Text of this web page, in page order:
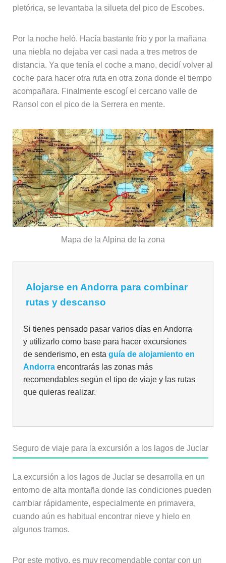
pletórica, se levantaba la silueta del pico de Escobes.
Por la noche heló. Hacía bastante frío y por la mañana
una niebla no dejaba ver casi nada a tres metros de
distancia. Ya que tenía el coche a mano, decidí volver al
coche para hacer otra ruta en otra zona donde el tiempo
acompañara. Finalmente escogí el cercano valle de
Ransol con el pico de la Serrera en mente.
Mapa de la Alpina de la zona
Alojarse en Andorra para combinar
rutas y descanso
Si tienes pensado pasar varios días en Andorra
y utilizarlo como base para hacer excursiones
de senderismo, en esta guía de alojamiento en
Andorraencontrarás las zonas más
recomendables según el tipo de viaje y las rutas
que quieras realizar.
Seguro de viaje para la excursión a los lagos de Juclar
La excursión a los lagos de Juclar se desarrolla en un
entorno de alta montaña donde las condiciones pueden
cambiar rápidamente, especialmente en primavera,
cuando aún es habitual encontrar nieve y hielo en
algunos tramos.
Por este motivo, es muy recomendable contar con un